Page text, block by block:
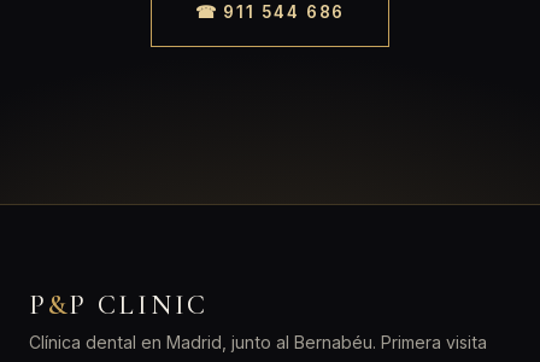
☎ 911 544 686
P&P CLINIC
Clínica dental en Madrid, junto al Bernabéu. Primera visita